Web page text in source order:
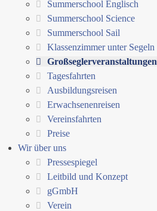
Summerschool Englisch
Summerschool Science
Summerschool Sail
Klassenzimmer unter Segeln
Großseglerveranstaltungen
Tagesfahrten
Ausbildungsreisen
Erwachsenenreisen
Vereinsfahrten
Preise
Wir über uns
Pressespiegel
Leitbild und Konzept
gGmbH
Verein